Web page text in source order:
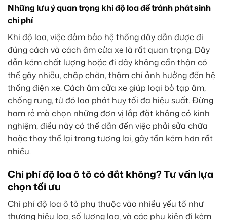
Những lưu ý quan trọng khi độ loa để tránh phát sinh
chi phí
Khi độ loa, việc đảm bảo hệ thống dây dẫn được đi
đúng cách và cách âm cửa xe là rất quan trọng. Dây
dẫn kém chất lượng hoặc đi dây không cẩn thận có
thể gây nhiễu, chập chờn, thậm chí ảnh hưởng đến hệ
thống điện xe. Cách âm cửa xe giúp loại bỏ tạp âm,
chống rung, từ đó loa phát huy tối đa hiệu suất. Đừng
ham rẻ mà chọn những đơn vị lắp đặt không có kinh
nghiệm, điều này có thể dẫn đến việc phải sửa chữa
hoặc thay thế lại trong tương lai, gây tốn kém hơn rất
nhiều.
Chi phí độ loa ô tô có đắt không? Tư vấn lựa
chọn tối ưu
Chi phí độ loa ô tô phụ thuộc vào nhiều yếu tố như
thương hiệu loa, số lượng loa, và các phụ kiện đi kèm